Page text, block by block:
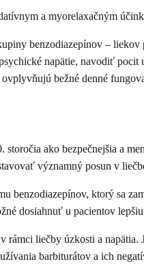
a myorelaxačným
benzodiazepínov –
napätie, navodiť
bežné denné
ako bezpečnejšia a
významný posun v
benzodiazepínov, ktorý sa
dosiahnuť u pacientov
rámci liečby úzkosti a
barbiturátov a ich